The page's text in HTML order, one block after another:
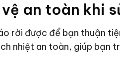
an toàn khi
rời được để bạn thuận
nhiệt an toàn, giúp bạn